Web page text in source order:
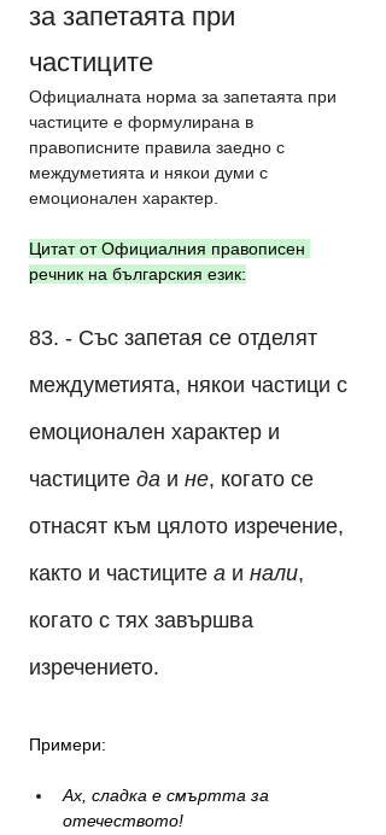
за запетаята при
частиците
Официалната норма за запетаята при
частиците е формулирана в
правописните правила заедно с
междуметията и някои думи с
емоционален характер.
Цитат от Официалния правописен
речник на българския език:
83. - Със запетая се отделят
междуметията, някои частици с
емоционален характер и
частиците да и не, когато се
отнасят към цялото изречение,
както и частиците а и нали,
когато с тях завършва
изречението.
Примери:
Ах, сладка е смъртта за
отечеството!